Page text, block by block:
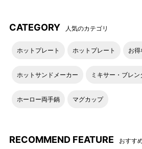
CATEGORY 人気のカテゴリ
ホットプレート ホットプレート お
ホットサンドメーカー ミキサー・ブレン
ホーロー両手鍋 マグカップ
RECOMMEND FEATURE おすす